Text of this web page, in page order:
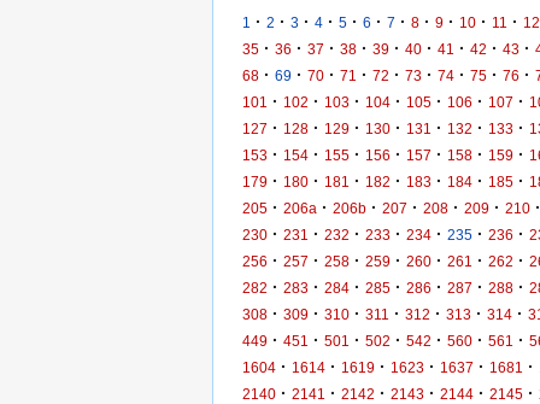
1 · 2 · 3 · 4 · 5 · 6 · 7 · 8 · 9 · 10 · 11 · 12
35 · 36 · 37 · 38 · 39 · 40 · 41 · 42 · 43 ·
68 · 69 · 70 · 71 · 72 · 73 · 74 · 75 · 76 ·
101
· 102 · 103 · 104 · 105 · 106 · 107 ·
127 · 128 · 129 · 130 · 131 · 132 · 133 ·
153 · 154 · 155 · 156 · 157 · 158 · 159 ·
179 · 180 · 181 · 182 · 183 · 184 · 185 ·
205 · 206a · 206b · 207 · 208 · 209 · 210 ·
230 · 231 · 232 · 233 · 234 · 235 · 236 ·
256 · 257 · 258 · 259 · 260 · 261 · 262 ·
282 · 283 · 284 · 285 · 286 · 287 · 288 ·
308 · 309 · 310 · 311 · 312 · 313 · 314 ·
449 · 451 · 501 · 502 · 542 · 560 · 561 ·
1604 · 1614 · 1619 · 1623 · 1637 · 1681 ·
2140 · 2141 · 2142 · 2143 · 2144 · 2145 ·